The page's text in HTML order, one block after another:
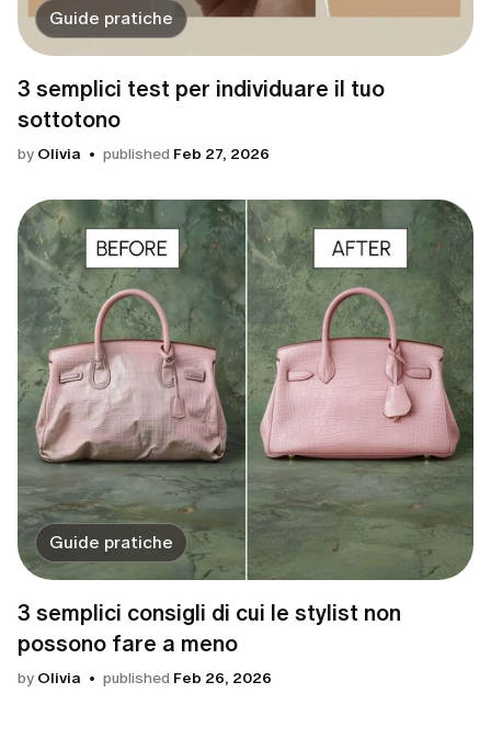
Guide pratiche
3 semplici test per individuare il tuo
sottotono
by Olivia published Feb 27, 2026
Guide pratiche
3 semplici consigli di cui le stylist non
possono fare a meno
by Olivia published Feb 26, 2026